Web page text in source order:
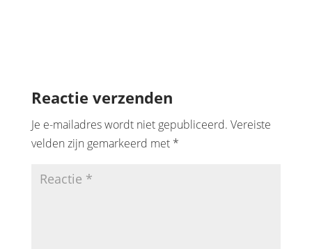
Reactie verzenden
Je e-mailadres wordt niet gepubliceerd. Vereiste
velden zijn gemarkeerd met *